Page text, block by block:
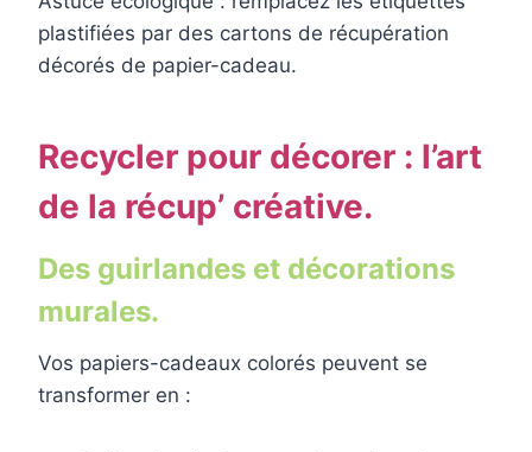
plastifiées par des cartons de récupération
décorés de papier-cadeau.
Recycler pour décorer : l’art
de la récup’ créative.
Des guirlandes et décorations
murales.
Vos papiers-cadeaux colorés peuvent se
transformer en :